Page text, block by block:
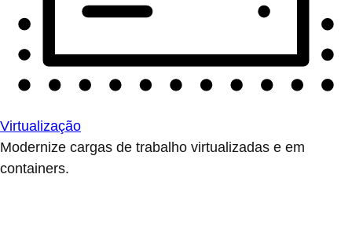
Virtualização
Modernize cargas de trabalho virtualizadas e em
containers.